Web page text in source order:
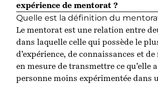
expérience de mentorat ?
Quelle est la définition du
Le mentorat est une relation entre
dans laquelle celle qui possède le
d’expérience, de connaissances et
en mesure de transmettre ce qu’elle
personne moins expérimentée dans